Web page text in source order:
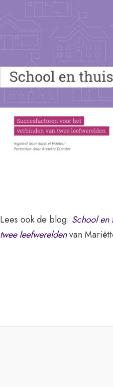
Lees ook de blog: School en
twee leefwereldenvan